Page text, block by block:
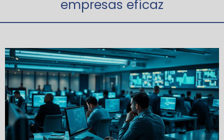
empresas eficaz